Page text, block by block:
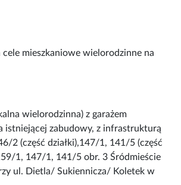
mieszkaniowe wielorodzinne na
wielorodzinna) z garażem
istniejącej zabudowy, z infrastrukturą
2 (część działki),147/1, 141/5 (część
1, 147/1, 141/5 obr. 3 Śródmieście
ul. Dietla/ Sukiennicza/ Koletek w